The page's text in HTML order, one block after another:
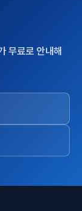
무료로 안내해